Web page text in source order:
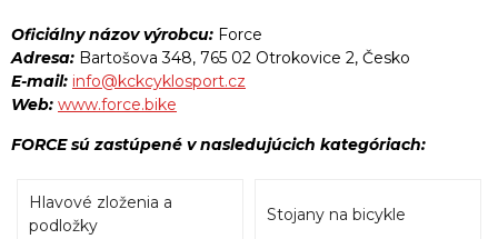
Oficiálny názov výrobcu: Force
Adresa: Bartošova 348, 765 02 Otrokovice 2, Česko
E-mail: info@kckcyklosport.cz
Web: www.force.bike
FORCE sú zastúpené v nasledujúcich kategóriach:
Hlavové zloženia a
podložky
Stojany na bicykle